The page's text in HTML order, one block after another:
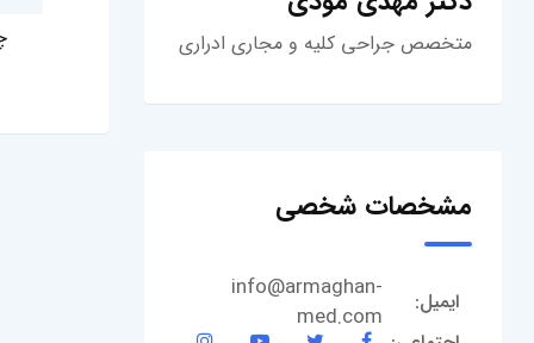
متخصص جراحی کلیه و مجاری ادراری
مشخصات شخصی
ایمیل:
info@armaghan-
med.com